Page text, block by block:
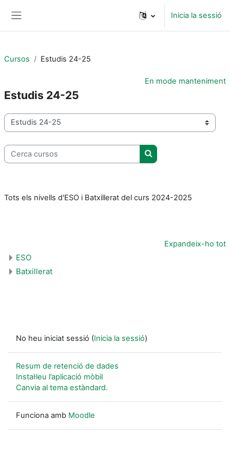
Inicia la sessió
Cursos Estudis 24-25
En mode manteniment
Estudis 24-25
Categories de cursos
Cerca cursos
Cerca cursos
Tots els nivells d'ESO i Batxillerat del curs 2024-2025
Expandeix-ho tot
ESO
Batxillerat
No heu iniciat sessió (Inicia la sessió)
Resum de retenció de dades
Instal·leu l’aplicació mòbil
Canvia al tema estàndard.
Funciona amb Moodle